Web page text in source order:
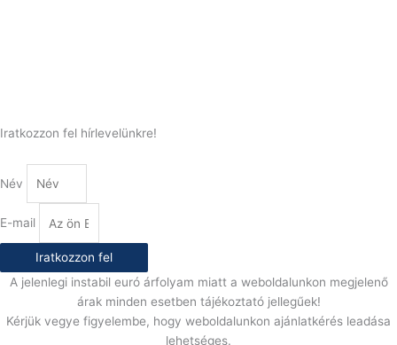
Iratkozzon fel hírlevelünkre!
Név
E-mail
Iratkozzon fel
A jelenlegi instabil euró árfolyam miatt a weboldalunkon megjelenő
árak minden esetben tájékoztató jellegűek!
Kérjük vegye figyelembe, hogy weboldalunkon ajánlatkérés leadása
lehetséges.